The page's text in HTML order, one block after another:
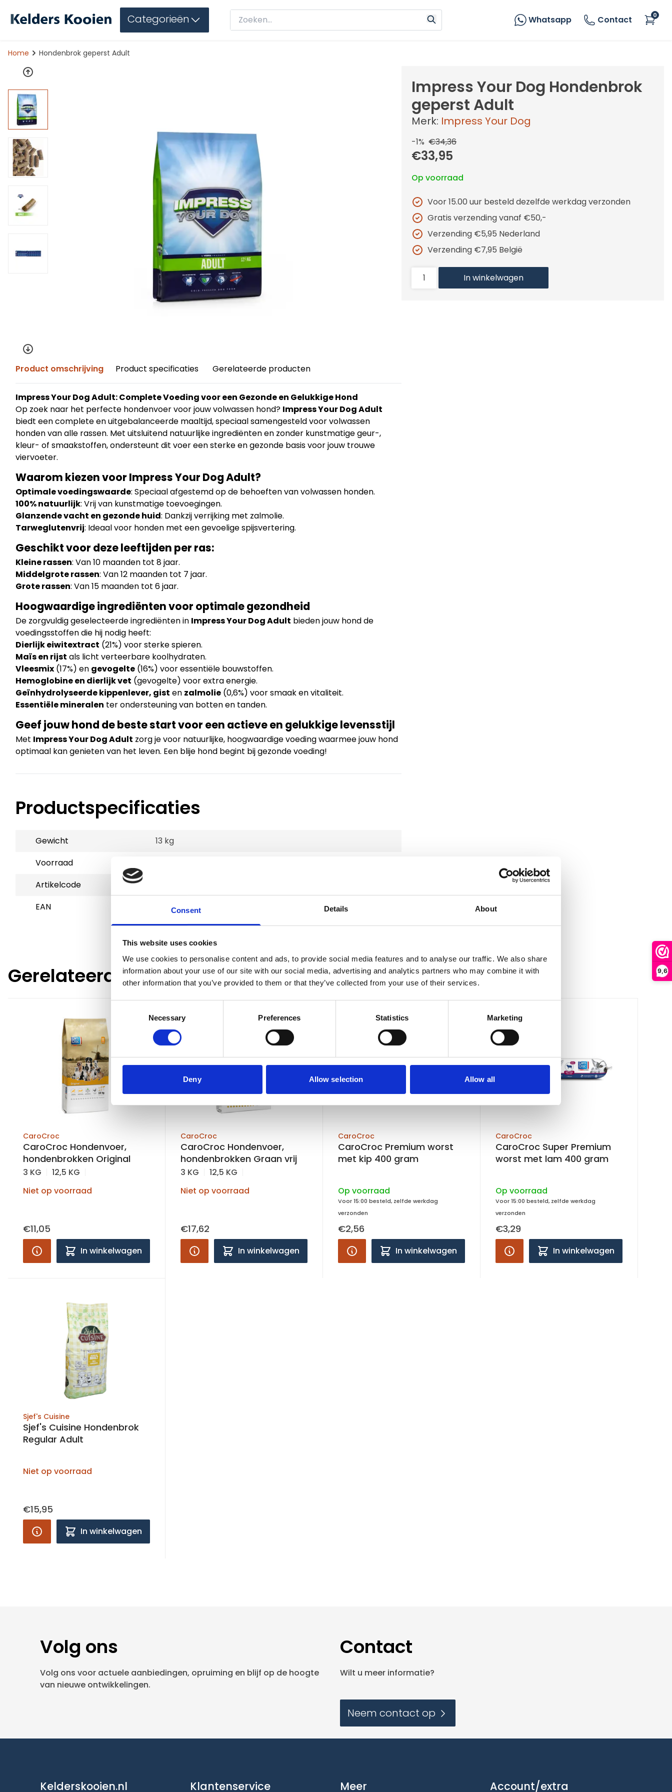
Consent Details About
This website uses cookies
We use cookies to personalise content and ads, to provide social media features and to analyse our traffic. We also share
information about your use of our site with our social media, advertising and analytics partners who may combine it with
other information that you’ve provided to them or that they’ve collected from your use of their services.
Necessary Preferences Statistics Marketing
Deny Allow selection Allow all
9,6
Categorieën Whatsapp Contact 0
Home Hondenbrok geperst Adult
Product omschrijving Product specificaties Gerelateerde producten
Impress Your Dog Adult: Complete Voeding voor een Gezonde en Gelukkige Hond
Op zoek naar het perfecte hondenvoer voor jouw volwassen hond? Impress Your Dog Adult
biedt een complete en uitgebalanceerde maaltijd, speciaal samengesteld voor volwassen
honden van alle rassen. Met uitsluitend natuurlijke ingrediënten en zonder kunstmatige geur-,
kleur- of smaakstoffen, ondersteunt dit voer een sterke en gezonde basis voor jouw trouwe
viervoeter.
Waarom kiezen voor Impress Your Dog Adult?
Optimale voedingswaarde: Speciaal afgestemd op de behoeften van volwassen honden.
100% natuurlijk: Vrij van kunstmatige toevoegingen.
Glanzende vacht en gezonde huid: Dankzij verrijking met zalmolie.
Tarweglutenvrij: Ideaal voor honden met een gevoelige spijsvertering.
Geschikt voor deze leeftijden per ras:
Kleine rassen: Van 10 maanden tot 8 jaar.
Middelgrote rassen: Van 12 maanden tot 7 jaar.
Grote rassen: Van 15 maanden tot 6 jaar.
Hoogwaardige ingrediënten voor optimale gezondheid
De zorgvuldig geselecteerde ingrediënten in Impress Your Dog Adult bieden jouw hond de
voedingsstoffen die hij nodig heeft:
Dierlijk eiwitextract (21%) voor sterke spieren.
Maïs en rijst als licht verteerbare koolhydraten.
Vleesmix (17%) en gevogelte (16%) voor essentiële bouwstoffen.
Hemoglobine en dierlijk vet (gevogelte) voor extra energie.
Geïnhydrolyseerde kippenlever, gist en zalmolie (0,6%) voor smaak en vitaliteit.
Essentiële mineralen ter ondersteuning van botten en tanden.
Geef jouw hond de beste start voor een actieve en gelukkige levensstijl
Met Impress Your Dog Adult zorg je voor natuurlijke, hoogwaardige voeding waarmee jouw hond
optimaal kan genieten van het leven. Een blije hond begint bij gezonde voeding!
Productspecificaties
Gewicht
13 kg
Voorraad
Artikelcode
EAN
8714469003961
Impress Your Dog Hondenbrok
geperst Adult
Merk: Impress Your Dog
-1% €34,36
€33,95
Op voorraad
Voor 15.00 uur besteld dezelfde werkdag verzonden
Gratis verzending vanaf €50,-
Verzending €5,95 Nederland
Verzending €7,95 België
In winkelwagen
Gerelateerde producten
CaroCroc
CaroCroc Hondenvoer,
hondenbrokken Original
3 KG
12,5 KG
Niet op voorraad
€11,05
In winkelwagen
CaroCroc
CaroCroc Hondenvoer,
hondenbrokken Graan vrij
3 KG
12,5 KG
Niet op voorraad
€17,62
In winkelwagen
CaroCroc
CaroCroc Premium worst
met kip 400 gram
Op voorraad
Voor 15:00 besteld, zelfde werkdag
verzonden
€2,56
In winkelwagen
CaroCroc
CaroCroc Super Premium
worst met lam 400 gram
Op voorraad
Voor 15:00 besteld, zelfde werkdag
verzonden
€3,29
In winkelwagen
Sjef's Cuisine
Sjef's Cuisine Hondenbrok
Regular Adult
Niet op voorraad
€15,95
In winkelwagen
Volg ons
Volg ons voor actuele aanbiedingen, opruiming en blijf op de hoogte
van nieuwe ontwikkelingen.
Contact
Wilt u meer informatie?
Neem contact op
Kelderskooien.nl Klantenservice Meer Account/extra